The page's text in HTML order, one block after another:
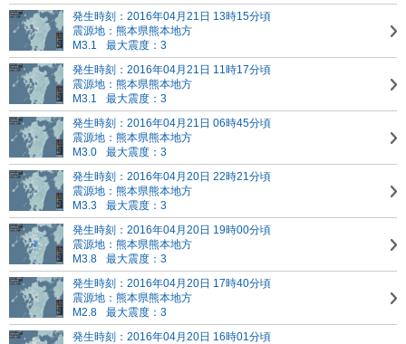
発生時刻：2016年04月21日 13時15分頃
震源地：熊本県熊本地方
M3.1
最大震度：3
発生時刻：2016年04月21日 11時17分頃
震源地：熊本県熊本地方
M3.1
最大震度：3
発生時刻：2016年04月21日 06時45分頃
震源地：熊本県熊本地方
M3.0
最大震度：3
発生時刻：2016年04月20日 22時21分頃
震源地：熊本県熊本地方
M3.3
最大震度：3
発生時刻：2016年04月20日 19時00分頃
震源地：熊本県熊本地方
M3.8
最大震度：3
発生時刻：2016年04月20日 17時40分頃
震源地：熊本県熊本地方
M2.8
最大震度：3
発生時刻：2016年04月20日 16時01分頃